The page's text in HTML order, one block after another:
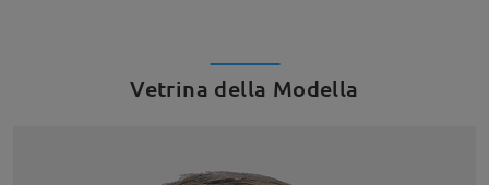
Vetrina della Modella